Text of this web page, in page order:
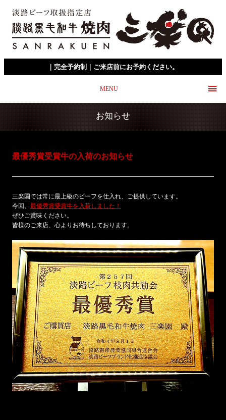
｜完全予約制｜ご来店前にお予約ください。
MENU
お知らせ
最優秀賞受賞牛の入荷のお知らせ
三楽園では常に最上級のビーフを仕入れ、ご提供しています。
今回、 最優秀賞受賞牛を入荷しました！
ぜひご賞味ください。
皆様のご来店、心よりお待ちしております。